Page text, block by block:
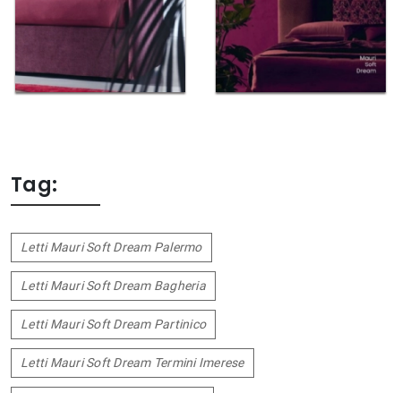
Tag:
Letti Mauri Soft Dream Palermo
Letti Mauri Soft Dream Bagheria
Letti Mauri Soft Dream Partinico
Letti Mauri Soft Dream Termini Imerese